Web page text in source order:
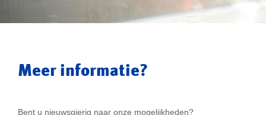
Meer informatie?
Bent u nieuwsgierig naar onze mogelijkheden?